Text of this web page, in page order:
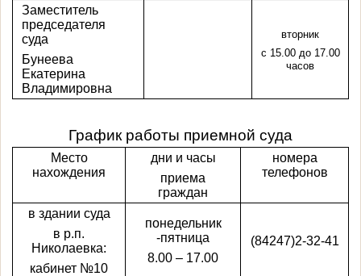
Заместитель
председателя
суда
Бунеева
Екатерина
Владимировна
вторник
с 15.00 до 17.00
часов
График работы приемной суда
Место
нахождения
дни и часы
приема
граждан
номера
телефонов
в здании суда
в р.п.
Николаевка:
кабинет №10
понедельник
-пятница
8.00 – 17.00
(84247)2-32-41